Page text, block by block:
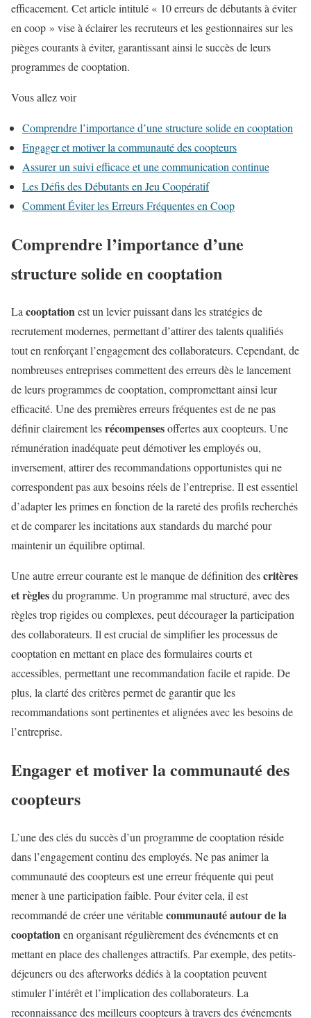
efficacement. Cet article intitulé « 10 erreurs de débutants à éviter
en coop » vise à éclairer les recruteurs et les gestionnaires sur les
pièges courants à éviter, garantissant ainsi le succès de leurs
programmes de cooptation.
Vous allez voir
Comprendre l’importance d’une structure solide en cooptation
Engager et motiver la communauté des coopteurs
Assurer un suivi efficace et une communication continue
Les Défis des Débutants en Jeu Coopératif
Comment Éviter les Erreurs Fréquentes en Coop
Comprendre l’importance d’une
structure solide en cooptation
La cooptationest un levier puissant dans les stratégies de
recrutement modernes, permettant d’attirer des talents qualifiés
tout en renforçant l’engagement des collaborateurs. Cependant, de
nombreuses entreprises commettent des erreurs dès le lancement
de leurs programmes de cooptation, compromettant ainsi leur
efficacité. Une des premières erreurs fréquentes est de ne pas
définir clairement lesrécompensesoffertes aux coopteurs. Une
rémunération inadéquate peut démotiver les employés ou,
inversement, attirer des recommandations opportunistes qui ne
correspondent pas aux besoins réels de l’entreprise. Il est essentiel
d’adapter les primes en fonction de la rareté des profils recherchés
et de comparer les incitations aux standards du marché pour
maintenir un équilibre optimal.
Une autre erreur courante est le manque de définition descritères
et règlesdu programme. Un programme mal structuré, avec des
règles trop rigides ou complexes, peut décourager la participation
des collaborateurs. Il est crucial de simplifier les processus de
cooptation en mettant en place des formulaires courts et
accessibles, permettant une recommandation facile et rapide. De
plus, la clarté des critères permet de garantir que les
recommandations sont pertinentes et alignées avec les besoins de
l’entreprise.
Engager et motiver la communauté des
coopteurs
L’une des clés du succès d’un programme de cooptation réside
dans l’engagement continu des employés. Ne pas animer la
communauté des coopteurs est une erreur fréquente qui peut
mener à une participation faible. Pour éviter cela, il est
recommandé de créer une véritablecommunauté autour de la
cooptationen organisant régulièrement des événements et en
mettant en place des challenges attractifs. Par exemple, des petits-
déjeuners ou des afterworks dédiés à la cooptation peuvent
stimuler l’intérêt et l’implication des collaborateurs. La
reconnaissance des meilleurs coopteurs à travers des événements